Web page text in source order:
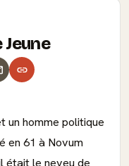
Jeune
un homme politique
en 61 à Novum
était le neveu de